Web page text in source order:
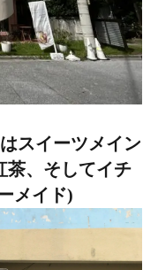
スイーツメイン
茶、そしてイチ
メイド)